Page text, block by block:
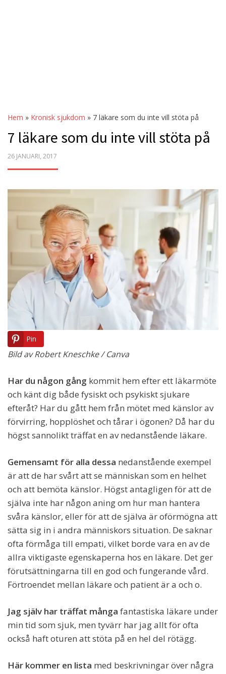
Hem » Kronisk sjukdom » 7 läkare som du inte vill stöta på
7 läkare som du inte vill stöta på
POSTED
26 JANUARI, 2017
Pin
Bild av Robert Kneschke / Canva
Har du någon gång kommit hem efter ett läkarmöte
och känt dig både fysiskt och psykiskt sjukare
efteråt? Har du gått hem från mötet med känslor av
förvirring, hopplöshet och tårar i ögonen? Då har du
högst sannolikt träffat en av nedanstående läkare.
Gemensamt för alla dessa nedanstående exempel
är att de har svårt att se människan som en helhet
och att bemöta känslor. Högst antagligen för att de
själva inte har någon aning om hur man hantera
svåra känslor, eller för att de själva är oförmögna att
sätta sig in i andra människors situation. De saknar
ofta förmåga till empati, vilket borde vara en av de
allra viktigaste egenskaperna hos en läkare. Det ger
förutsättningarna till en god och fungerande vård.
Förtroendet mellan läkare och patient är a och o.
Jag själv har träffat många fantastiska läkare under
min tid som sjuk, men tyvärr har jag allt för ofta
också haft oturen att stöta på en hel del rötägg.
Här kommer en lista med beskrivningar över några